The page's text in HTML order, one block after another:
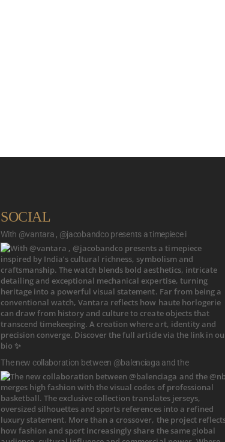
SOCIAL
With @vantara , @jacobandco presents a timepiece i
The new collaboration between @balenciaga and the